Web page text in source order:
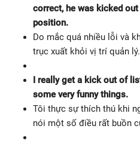
correct, he was kicked
position.
Do mắc quá nhiều lỗi và
trục xuất khỏi vị trí quản lý.
I really get a kick out of
some very funny things.
Tôi thực sự thích thú khi
nói một số điều rất buồn